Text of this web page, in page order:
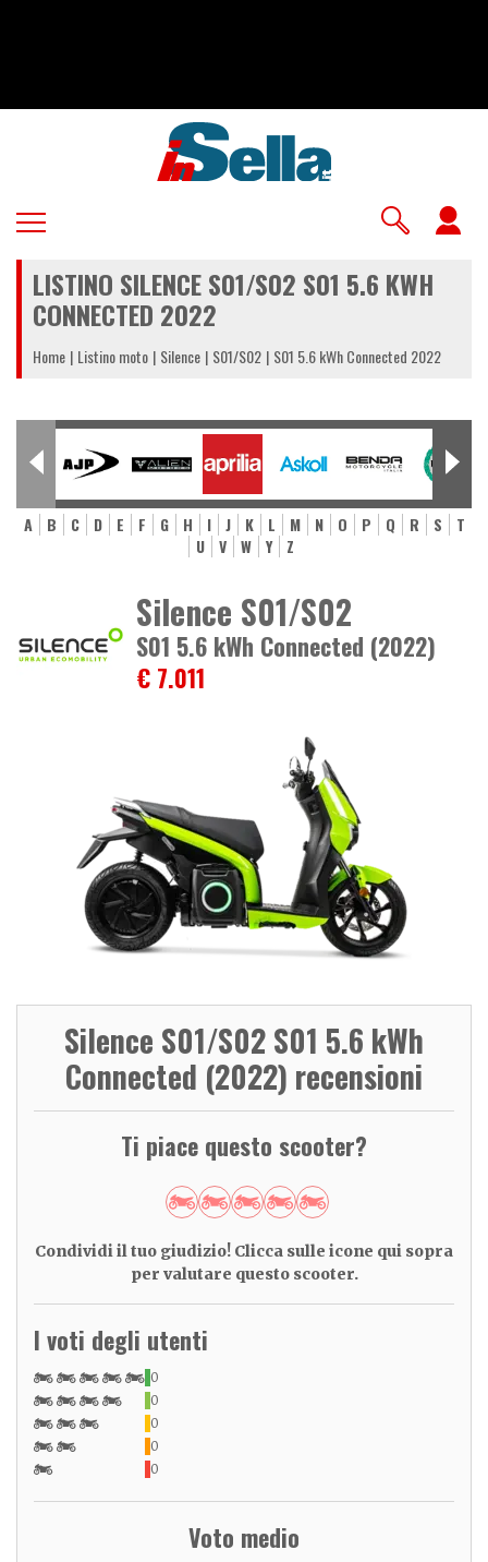
LISTINO SILENCE S01/S02 S01 5.6 KWH
CONNECTED 2022
Home Listino moto Silence S01/S02 S01 5.6 kWh Connected 2022
A B C D E F G H I J K L M N O P Q R S
T
U
V W Y Z
Silence S01/S02
S01 5.6 kWh Connected (2022)
€ 7.011
Silence S01/S02 S01 5.6 kWh
Connected (2022) recensioni
Ti piace questo scooter?
Condividi il tuo giudizio! Clicca sulle icone qui sopra
per valutare questo scooter.
I voti degli utenti
0
0
0
0
0
Voto medio